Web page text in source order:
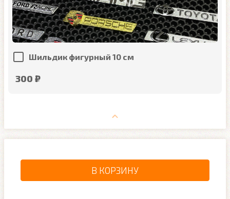
Шильдик фигурный 10 см
300 ₽
В КОРЗИНУ